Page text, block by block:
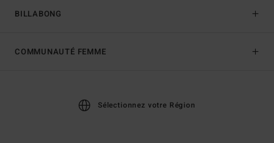
BILLABONG
COMMUNAUTÉ FEMME
Sélectionnez votre Région